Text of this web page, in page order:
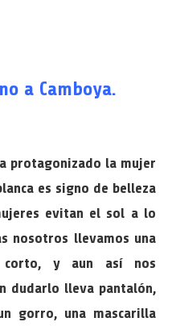
a Camboya.
protagonizado la mujer
es signo de belleza
evitan el sol a lo
nosotros llevamos una
corto, y aun así nos
dudarlo lleva pantalón,
gorro, una mascarilla